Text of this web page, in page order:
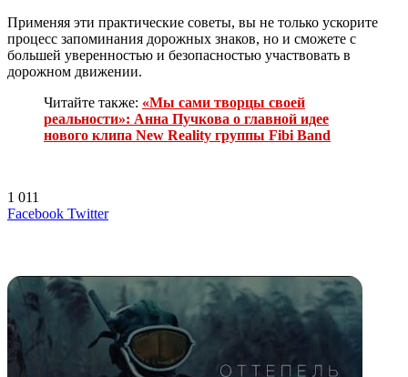
Применяя эти практические советы, вы не только ускорите
процесс запоминания дорожных знаков, но и сможете с
большей уверенностью и безопасностью участвовать в
дорожном движении.
Читайте также: «Мы сами творцы своей
реальности»: Анна Пучкова о главной идее
нового клипа New Reality группы Fibi Band
1 011
Facebook TwitterLinkedIn
Tumblr
Reddit
Вконтакте
Одноклассники
Skype
Messenger
Messenger
WhatsApp
Telegram
Viber
Line
Поделиться
Печатать